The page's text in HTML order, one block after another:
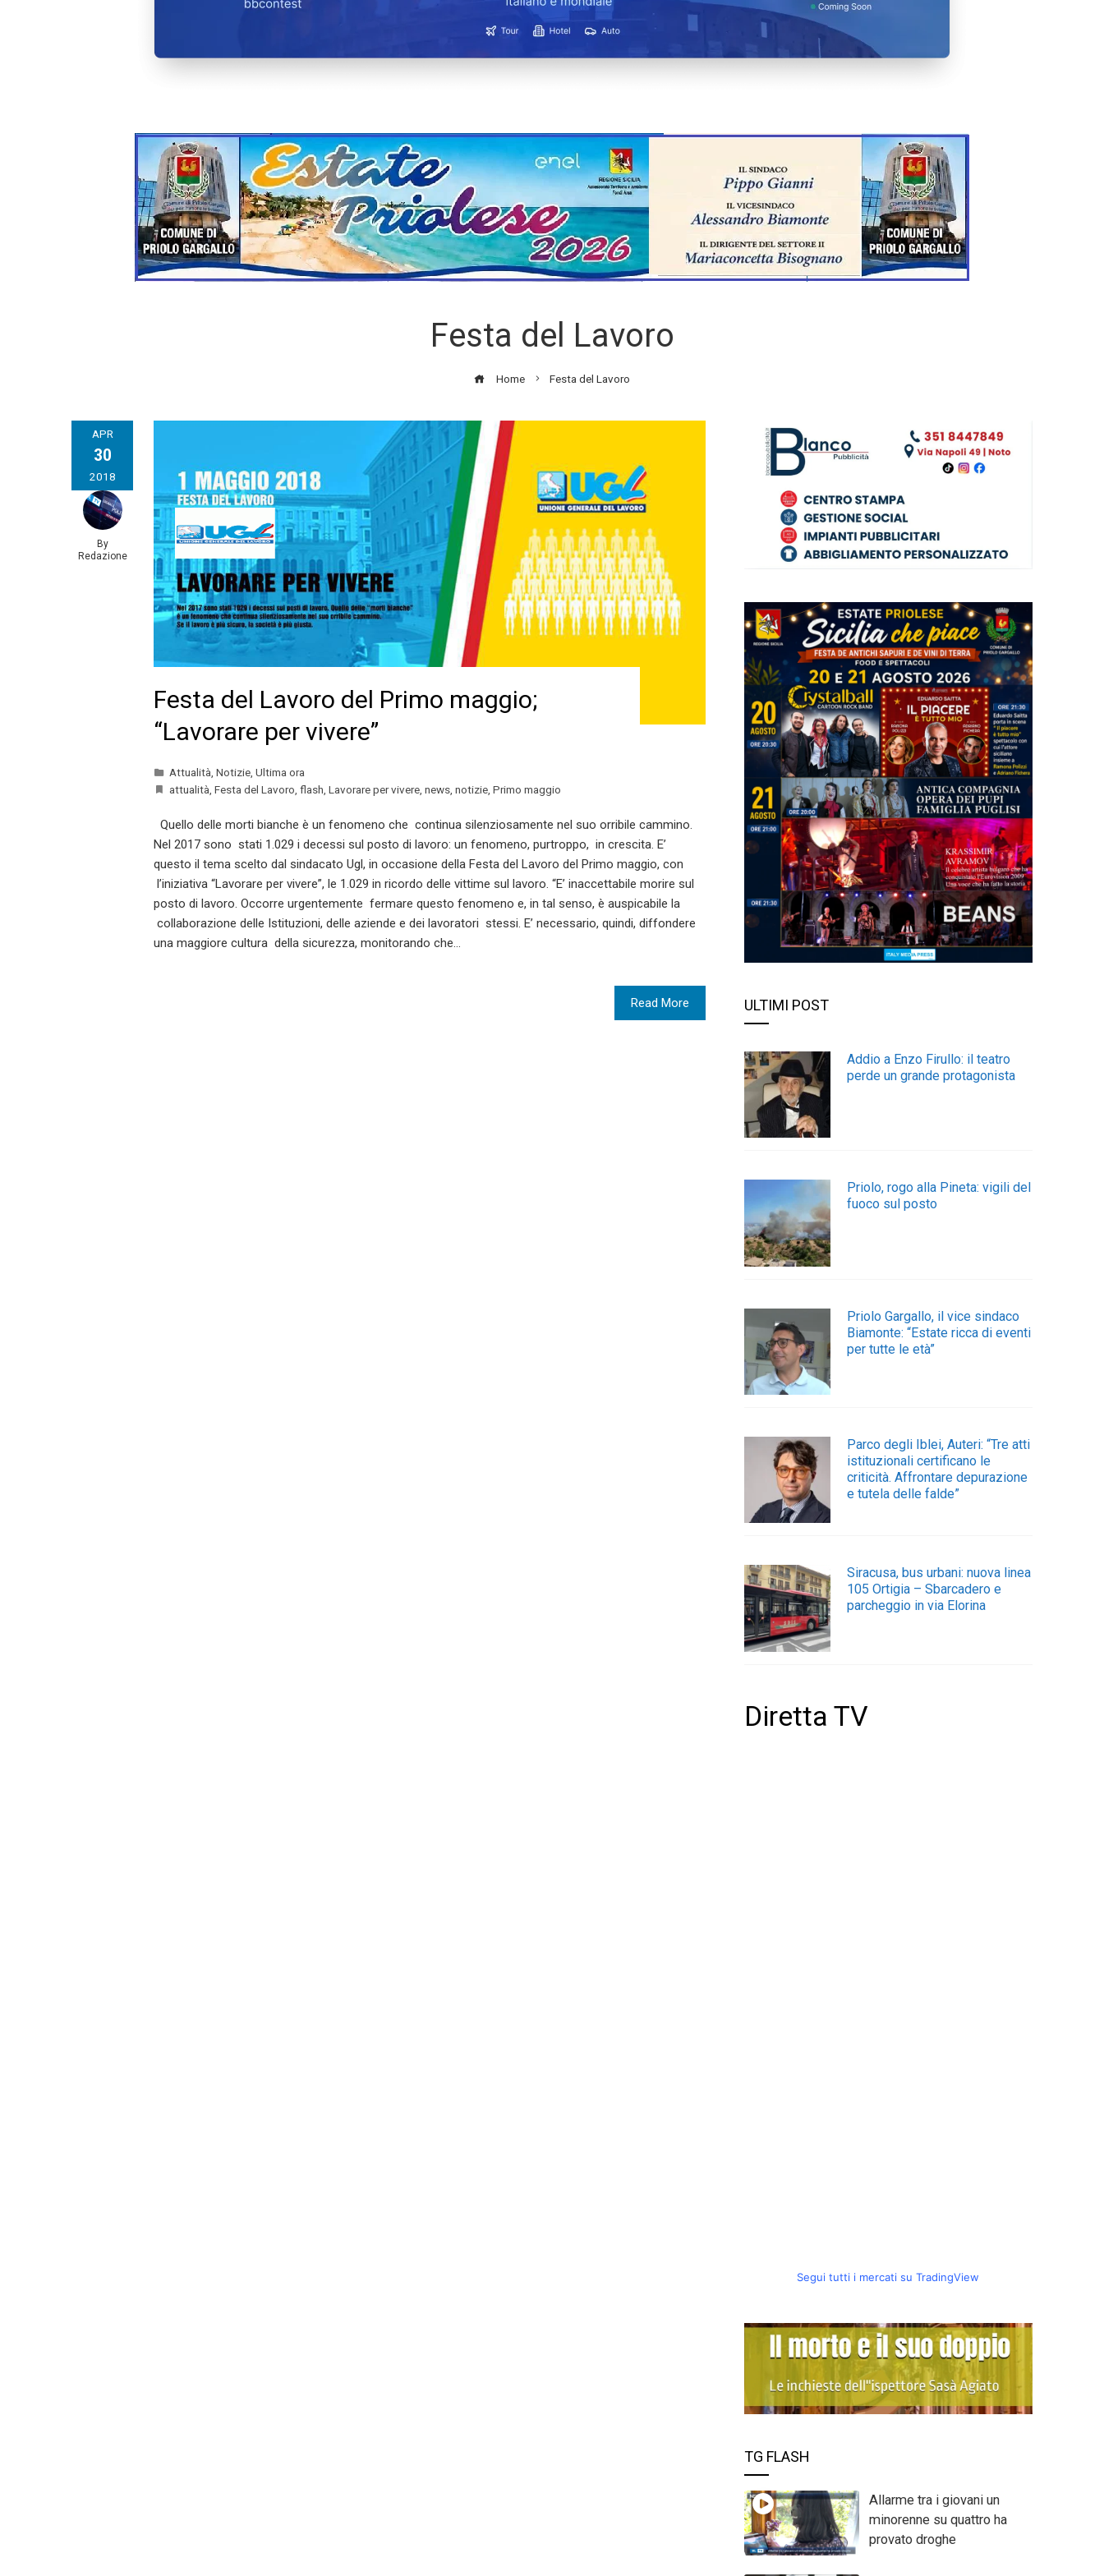
Festa del Lavoro
Home Festa del Lavoro
APR
30
2018
By
Redazione
Festa del Lavoro del Primo maggio;
“Lavorare per vivere”
Attualità Notizie Ultima ora
attualità Festa del Lavoro flash Lavorare per vivere news notizie Primo maggio
Quello delle morti bianche è un fenomeno che continua silenziosamente nel suo orribile cammino.
Nel 2017 sono stati 1.029 i decessi sul posto di lavoro: un fenomeno, purtroppo, in crescita. E’
questo il tema scelto dal sindacato Ugl, in occasione della Festa del Lavoro del Primo maggio, con
l’iniziativa “Lavorare per vivere”, le 1.029 in ricordo delle vittime sul lavoro. “E’ inaccettabile morire sul
posto di lavoro. Occorre urgentemente fermare questo fenomeno e, in tal senso, è auspicabile la
collaborazione delle Istituzioni, delle aziende e dei lavoratori stessi. E’ necessario, quindi, diffondere
una maggiore cultura della sicurezza, monitorando che…
Read More ULTIMI POST
Addio a Enzo Firullo: il teatro
perde un grande protagonista
Priolo, rogo alla Pineta: vigili del
fuoco sul posto
Priolo Gargallo, il vice sindaco
Biamonte: “Estate ricca di eventi
per tutte le età”
Parco degli Iblei, Auteri: “Tre atti
istituzionali certificano le
criticità. Affrontare depurazione
e tutela delle falde”
Siracusa, bus urbani: nuova linea
105 Ortigia – Sbarcadero e
parcheggio in via Elorina
Diretta TV
Segui tutti i mercati su TradingView
TG FLASH
Allarme tra i giovani un
minorenne su quattro ha
provato droghe